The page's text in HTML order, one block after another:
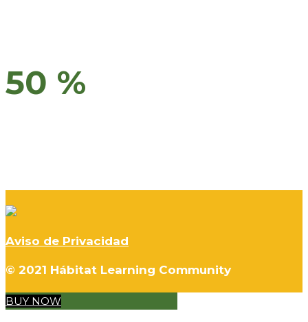
50 %
Aviso de Privacidad
© 2021 Hábitat Learning Community
BUY NOW